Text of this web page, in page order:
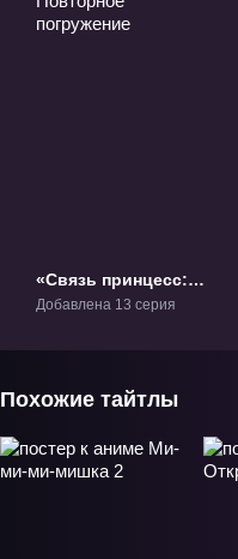
«Связь принцесс:
Повторное
Добавлена 13 серия
Похожие тайтлы